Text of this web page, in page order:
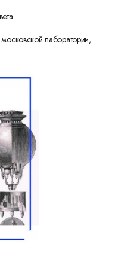
лаборатории,